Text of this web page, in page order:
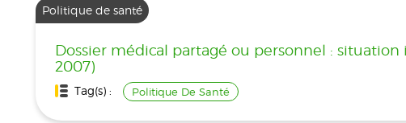
Politique de santé
Dossier médical partagé ou personnel :
2007)
Tag(s) : Politique De Santé